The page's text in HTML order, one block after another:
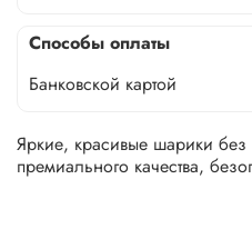
Способы оплаты
Банковской картой
Яркие, красивые шарики без
премиального качества,